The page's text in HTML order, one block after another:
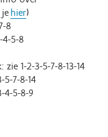
hier)
8
4-5-8
1-2-3-5-7-8-13-14
7-8-14
4-5-8-9